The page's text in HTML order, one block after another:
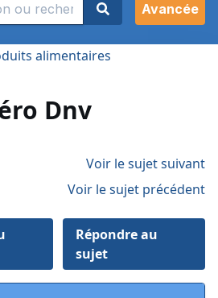
Avancée
alimentaires
Dnv
Voir le sujet suivant
Voir le sujet précédent
Répondre au
sujet